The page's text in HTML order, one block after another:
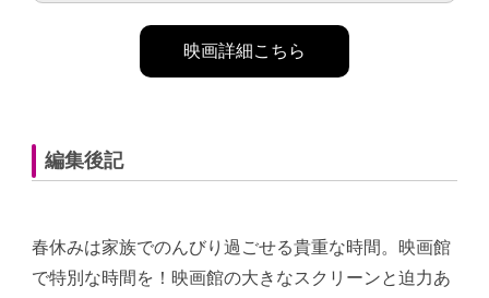
映画詳細こちら
編集後記
春休みは家族でのんびり過ごせる貴重な時間。映画館
で特別な時間を！映画館の大きなスクリーンと迫力あ